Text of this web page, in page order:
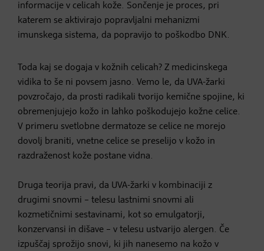
informacije v celicah kože. Sončenje je proces, pri
katerem se aktivirajo popravljalni mehanizmi
imunskega sistema, da popravijo to poškodbo DNK.
Toda kaj se dogaja v kožnih celicah? Z medicinskega
vidika to še ni povsem jasno. Vemo le, da UVA-žarki
povzročajo, da prosti radikali tvorijo kemične spojine, ki
obremenjujejo kožo in lahko poškodujejo kožne celice.
V primeru svetlobne dermatoze se celice ne morejo
dovolj braniti, vnetne celice se preselijo v kožo in
razdraženost kože postane vidna.
Druga teorija pravi, da UVA-žarki v kombinaciji z
drugimi snovmi – telesu lastnimi snovmi ali
kozmetičnimi sestavinami, kot so emulgatorji,
konzervansi in dišave – v telesu ustvarijo alergen. Če
izpuščaj sprožijo snovi, ki jih nanesemo na kožo v